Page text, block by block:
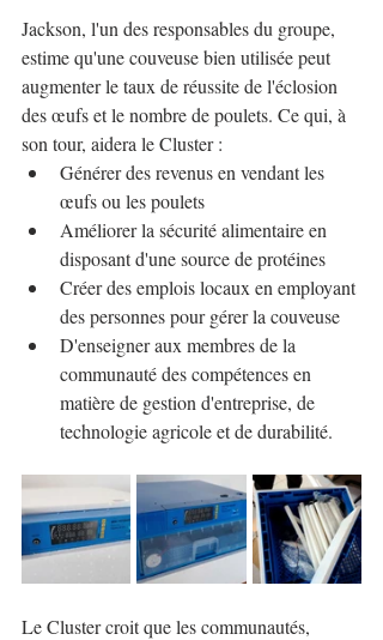
Jackson, l'un des responsables du groupe,
estime qu'une couveuse bien utilisée peut
augmenter le taux de réussite de l'éclosion
des œufs et le nombre de poulets. Ce qui, à
son tour, aidera le Cluster :
Générer des revenus en vendant les
œufs ou les poulets
Améliorer la sécurité alimentaire en
disposant d'une source de protéines
Créer des emplois locaux en employant
des personnes pour gérer la couveuse
D'enseigner aux membres de la
communauté des compétences en
matière de gestion d'entreprise, de
technologie agricole et de durabilité.
Le Cluster croit que les communautés,